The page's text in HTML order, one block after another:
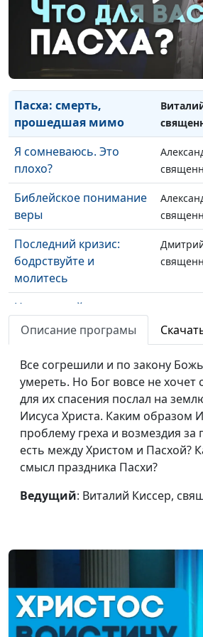
Чем заполнить
внутреннюю пустоту
Движущая сила моей
жизни
Пасха: смерть,
прошедшая мимо
Я сомневаюсь. Это
плохо?
Библейское понимание
веры
Последний кризис:
бодрствуйте и
молитесь
Не оставляйте
собраний ваших: зачем
ходить в церковь?
Как стать свободным
во Христе?
Как исправить
неисправимого
Вечеря Господня: что с
твоей верой?
Моя самооценка и Бог
Духовные взлёты и
падения
Описание програмы
Все согрешили и по закону
умереть. Но Бог вовсе не хочет
для их спасения послал на
Иисуса Христа. Каким образом
проблему греха и возмездия за
есть между Христом и Пасхой?
смысл праздника Пасхи?
Ведущий: Виталий Киссер,